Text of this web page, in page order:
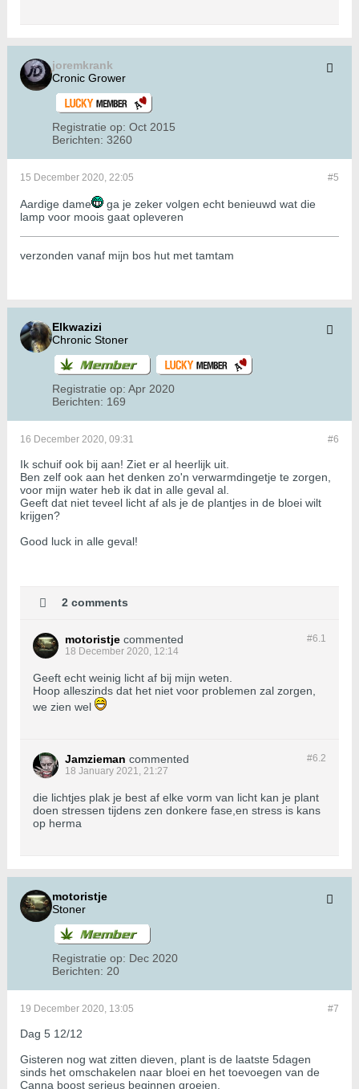
joremkrank
Cronic Grower
Registratie op: Oct 2015
Berichten: 3260
#5
15 December 2020, 22:05
Aardige dame
ga je zeker volgen echt benieuwd wat die
lamp voor moois gaat opleveren
verzonden vanaf mijn bos hut met tamtam
Elkwazizi
Chronic Stoner
Registratie op: Apr 2020
Berichten: 169
#6
16 December 2020, 09:31
Ik schuif ook bij aan! Ziet er al heerlijk uit.
Ben zelf ook aan het denken zo'n verwarmdingetje te zorgen,
voor mijn water heb ik dat in alle geval al.
Geeft dat niet teveel licht af als je de plantjes in de bloei wilt
krijgen?
Good luck in alle geval!
2 comments
#6.1
motoristje commented
18 December 2020, 12:14
Geeft echt weinig licht af bij mijn weten.
Hoop alleszinds dat het niet voor problemen zal zorgen,
we zien wel
#6.2
Jamzieman commented
18 January 2021, 21:27
die lichtjes plak je best af elke vorm van licht kan je plant
doen stressen tijdens zen donkere fase,en stress is kans
op herma
motoristje
Stoner
Registratie op: Dec 2020
Berichten: 20
#7
19 December 2020, 13:05
Dag 5 12/12
Gisteren nog wat zitten dieven, plant is de laatste 5dagen
sinds het omschakelen naar bloei en het toevoegen van de
Canna boost serieus beginnen groeien.